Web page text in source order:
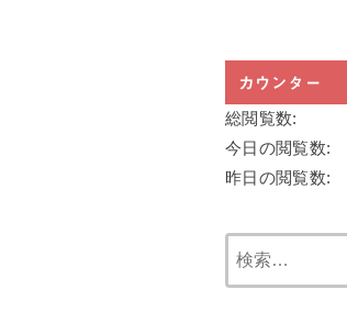
カウンター
総閲覧数:
今日の閲覧数:
昨日の閲覧数: